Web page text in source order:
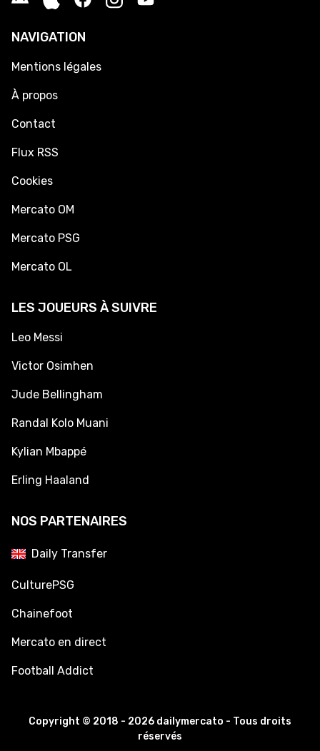
NAVIGATION
Mentions légales
À propos
Contact
Flux RSS
Cookies
Mercato OM
Mercato PSG
Mercato OL
LES JOUEURS À SUIVRE
Leo Messi
Victor Osimhen
Jude Bellingham
Randal Kolo Muani
Kylian Mbappé
Erling Haaland
NOS PARTENAIRES
Daily Transfer
CulturePSG
Chainefoot
Mercato en direct
Football Addict
Copyright © 2018 - 2026 dailymercato - Tous droits
réservés